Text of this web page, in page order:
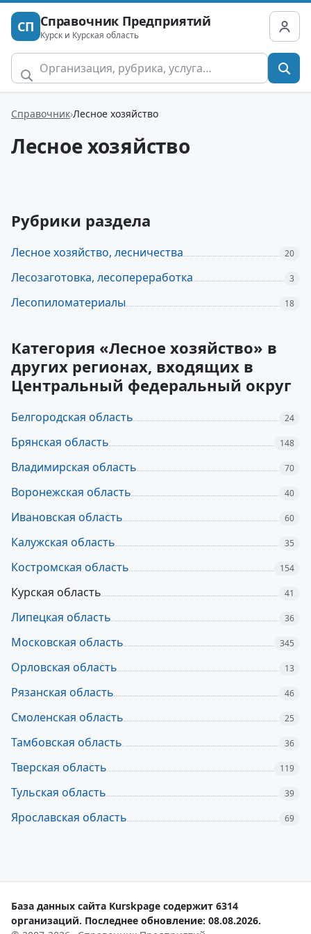
СП Справочник Предприятий
Курск и Курская область
Справочник Лесное хозяйство
Лесное хозяйство
Рубрики раздела
Лесное хозяйство, лесничества 20
Лесозаготовка, лесопереработка 3
Лесопиломатериалы 18
Категория «Лесное хозяйство» в
других регионах, входящих в
Центральный федеральный округ
Белгородская область 24
Брянская область 148
Владимирская область 70
Воронежская область 40
Ивановская область 60
Калужская область 35
Костромская область 154
Курская область 41
Липецкая область 36
Московская область 345
Орловская область 13
Рязанская область 46
Смоленская область 25
Тамбовская область 36
Тверская область 119
Тульская область 39
Ярославская область 69
База данных сайта Kurskpage содержит 6314
организаций. Последнее обновление: 08.08.2026.